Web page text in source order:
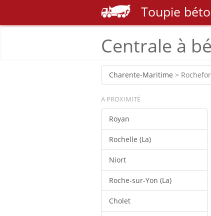
Toupie
Centrale à
Charente-Maritime >
A PROXIMITÉ
Royan
Rochelle (La)
Niort
Roche-sur-Yon (La)
Cholet